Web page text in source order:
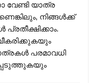
വേണ്ടി യാത്ര
നിങ്ങൾക്ക്
പരമാവധി